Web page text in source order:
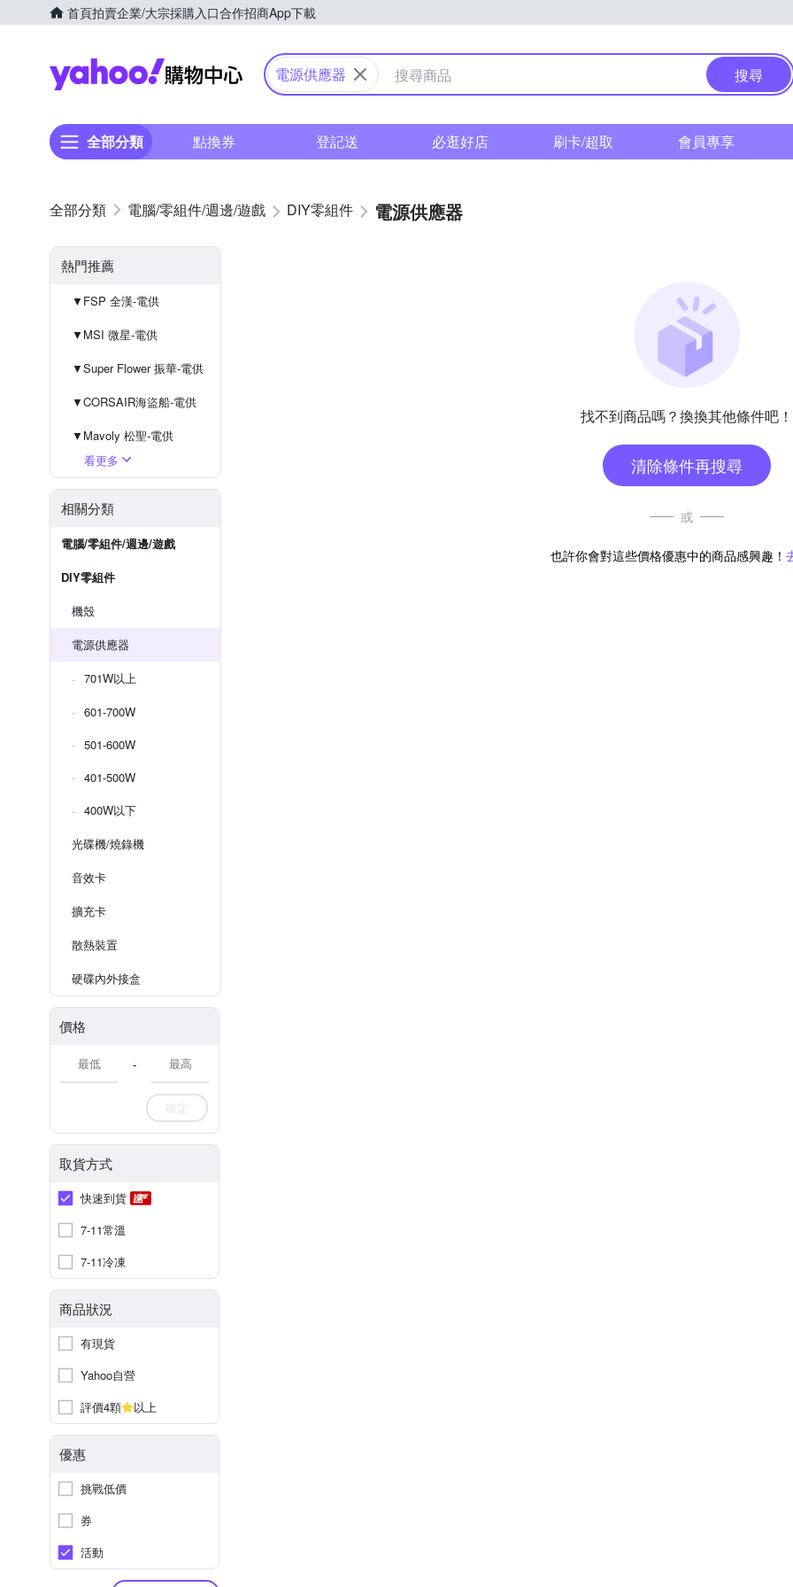
首頁拍賣企業/大宗採購入口合作招商App下載
Yahoo購物中心
電源供應器 搜尋
全部分類 點換券 登記送 必逛好店 刷卡/超取 會員專享
電腦/零組件/週邊/遊戲 DIY零組件 電源供應器
熱門推薦
▼FSP 全漢-電供
▼MSI 微星-電供
▼Super Flower 振華-電供
▼CORSAIR海盜船-電供
▼Mavoly 松聖-電供
▼Antec 安鈦克-電供
▼GIGABYTE 技嘉-電供
看更多
相關分類
電腦/零組件/週邊/遊戲
DIY零組件
機殼
電源供應器
701W以上
601-700W
501-600W
401-500W
400W以下
光碟機/燒錄機
音效卡
擴充卡
散熱裝置
硬碟內外接盒
價格
-
確定
取貨方式
快速到貨
7-11常溫
7-11冷凍
商品狀況
有現貨
Yahoo自營
評價4顆
以上
優惠
挑戰低價
券
活動
找不到商品嗎？換換其他條件吧！
清除條件再搜尋
或
也許你會對這些價格優惠中的商品感興趣！